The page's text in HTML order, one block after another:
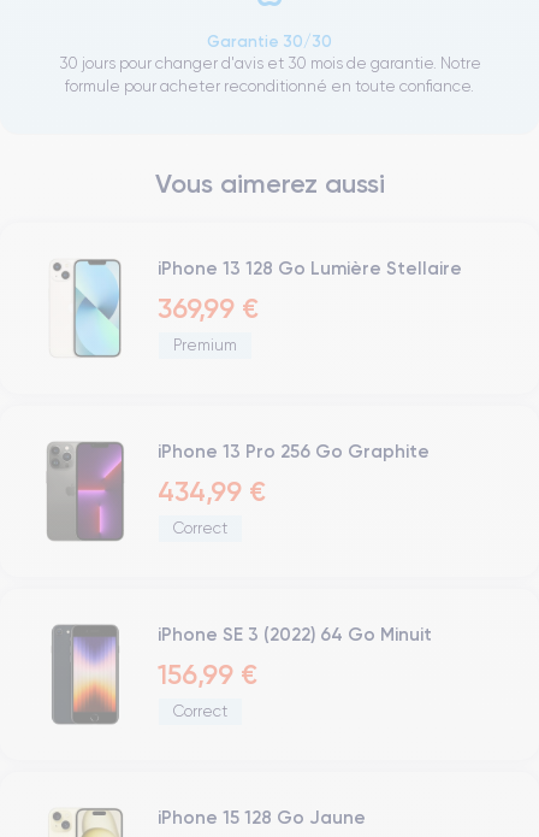
Garantie 30/30
30 jours pour changer d'avis et 30 mois de garantie. Notre
formule pour acheter reconditionné en toute confiance.
Vous aimerez aussi
iPhone 13 128 Go Lumière Stellaire
369,99 €
Premium
iPhone 13 Pro 256 Go Graphite
434,99 €
Correct
iPhone SE 3 (2022) 64 Go Minuit
156,99 €
Correct
iPhone 15 128 Go Jaune